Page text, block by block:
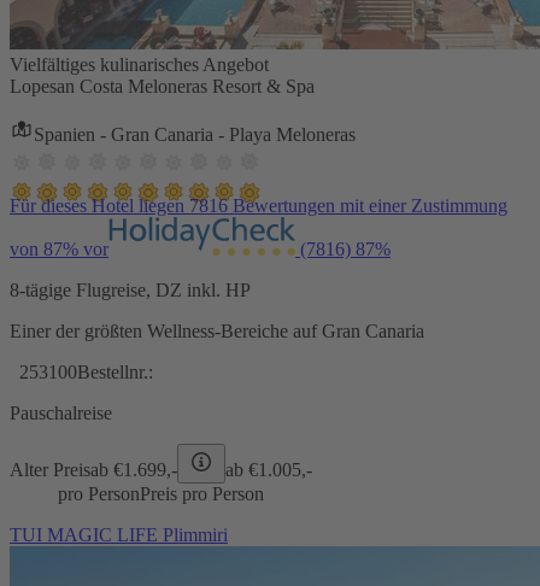
Vielfältiges kulinarisches Angebot
Lopesan Costa Meloneras Resort & Spa
Spanien - Gran Canaria - Playa Meloneras
Für dieses Hotel liegen 7816 Bewertungen mit einer Zustimmung
von 87% vor (7816) 87%
8-tägige Flugreise, DZ inkl. HP
Einer der größten Wellness-Bereiche auf Gran Canaria
253100Bestellnr.:
Pauschalreise
Alter Preisab €1.699,- ab €1.005,-
pro PersonPreis pro Person
TUI MAGIC LIFE Plimmiri